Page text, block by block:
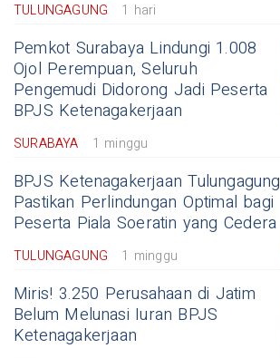
TULUNGAGUNG 1 hari
Pemkot Surabaya Lindungi 1.008
Ojol Perempuan, Seluruh
Pengemudi Didorong Jadi Peserta
BPJS Ketenagakerjaan
SURABAYA 1 minggu
BPJS Ketenagakerjaan Tulungagung
Pastikan Perlindungan Optimal bagi
Peserta Piala Soeratin yang Cedera
TULUNGAGUNG 1 minggu
Miris! 3.250 Perusahaan di Jatim
Belum Melunasi Iuran BPJS
Ketenagakerjaan